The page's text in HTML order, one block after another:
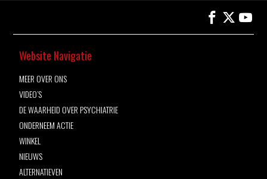
Website Navigatie
MEER OVER ONS
VIDEO’S
DE WAARHEID OVER PSYCHIATRIE
ONDERNEEM ACTIE
WINKEL
NIEUWS
ALTERNATIEVEN